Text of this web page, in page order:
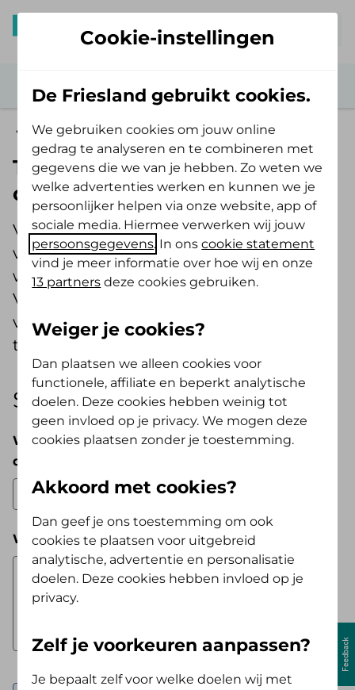
Vergoedingen
Toestemming geneesmiddel
of drinkvoeding
Voor sommige geneesmiddelen heb je
vooraf toestemming nodig. Je apotheek
weet dit en regelt dit meestal voor jou.
Vraagt je apotheek geen toestemming
voor je aan? Dan vraag je zelf
toestemming aan met dit formulier.
Stap 1|3Uw aanvraag
Wat is de naam van het geneesmiddel of de
drinkvoeding?
Wilt u een uitleg geven bij uw aanvraag?
Cookie-instellingen
De Friesland gebruikt cookies.
We gebruiken cookies om jouw online
gedrag te analyseren en te combineren met
gegevens die we van je hebben. Zo weten we
welke advertenties werken en kunnen we je
persoonlijker helpen via onze website, app of
sociale media. Hiermee verwerken wij jouw
persoonsgegevens. In onscookie statement
vind je meer informatie over hoe wij en onze
13 partners deze cookies gebruiken.
Weiger je cookies?
Dan plaatsen we alleen cookies voor
functionele, affiliate en beperkt analytische
doelen. Deze cookies hebben weinig tot
geen invloed op je privacy. We mogen deze
cookies plaatsen zonder je toestemming.
Akkoord met cookies?
Dan geef je ons toestemming om ook
cookies te plaatsen voor uitgebreid
analytische, advertentie en personalisatie
doelen. Deze cookies hebben invloed op je
privacy.
Zelf je voorkeuren aanpassen?
Je bepaalt zelf voor welke doelen wij met